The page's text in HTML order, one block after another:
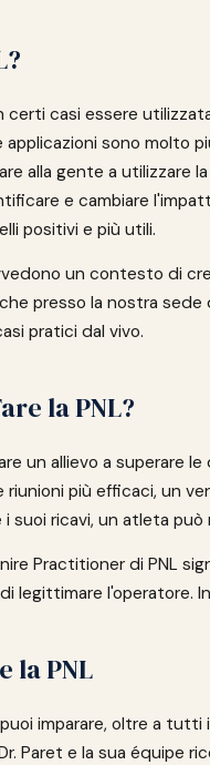
certi casi essere
sono molto
alla gente a utilizzare
e cambiare
positivi e più utili.
un contesto di
presso la nostra
pratici dal vivo.
la PNL?
un allievo a superare
più efficaci, un
suoi ricavi, un atleta
Practitioner di PNL
legittimare l'operatore.
la PNL
imparare, oltre a
Paret e la sua équipe